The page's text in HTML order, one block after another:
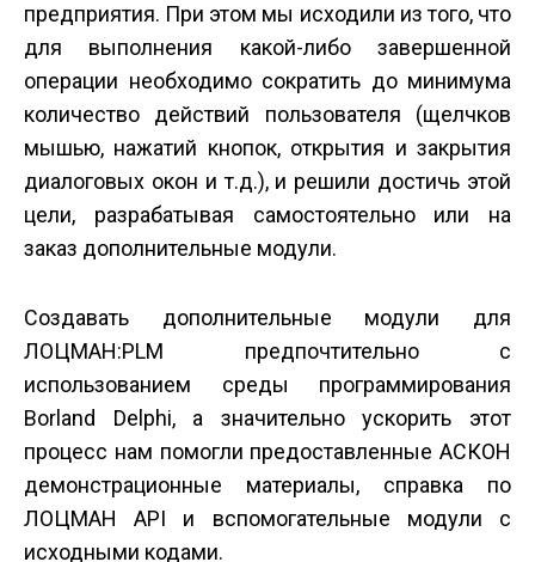
предприятия. При этом мы исходили из того, что
для выполнения какой-либо завершенной
операции необходимо сократить до минимума
количество действий пользователя (щелчков
мышью, нажатий кнопок, открытия и закрытия
диалоговых окон и т.д.), и решили достичь этой
цели, разрабатывая самостоятельно или на
заказ дополнительные модули.
Создавать дополнительные модули для
ЛОЦМАН:PLM предпочтительно с
использованием среды программирования
Borland Delphi, а значительно ускорить этот
процесс нам помогли предоставленные АСКОН
демонстрационные материалы, справка по
ЛОЦМАН API и вспомогательные модули с
исходными кодами.